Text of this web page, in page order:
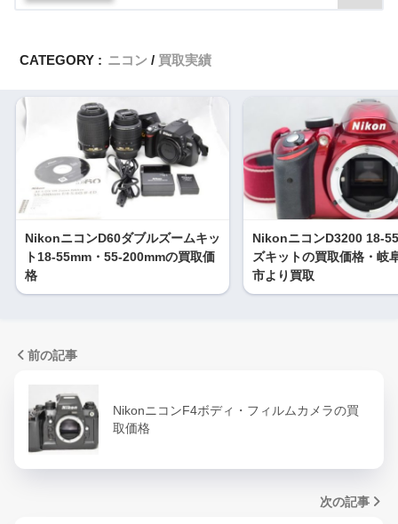
CATEGORY : ニコン 買取実績
NikonニコンD60ダブルズームキッ
ト18-55mm・55-200mmの買取価
格
NikonニコンD3200 18-
ズキットの買取価格・岐
市より買取
前の記事
NikonニコンF4ボディ・フィルムカメラの買
取価格
次の記事